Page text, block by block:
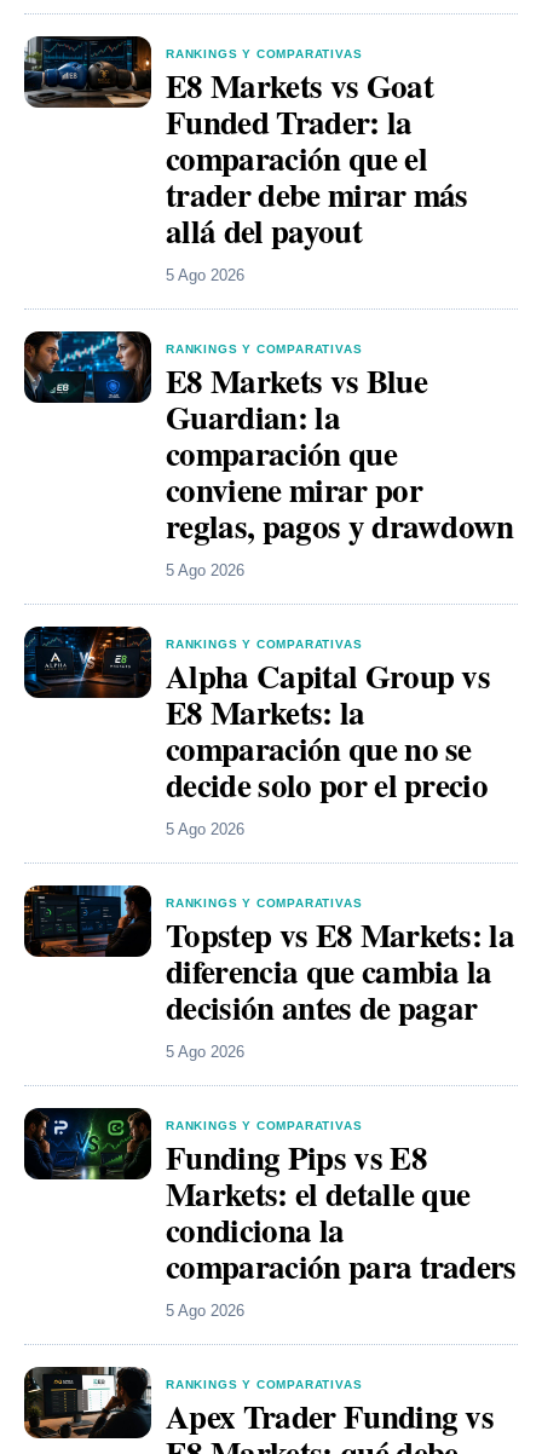
RANKINGS Y COMPARATIVAS
E8 Markets vs Goat
Funded Trader: la
comparación que el
trader debe mirar más
allá del payout
5 Ago 2026
RANKINGS Y COMPARATIVAS
E8 Markets vs Blue
Guardian: la
comparación que
conviene mirar por
reglas, pagos y drawdown
5 Ago 2026
RANKINGS Y COMPARATIVAS
Alpha Capital Group vs
E8 Markets: la
comparación que no se
decide solo por el precio
5 Ago 2026
RANKINGS Y COMPARATIVAS
Topstep vs E8 Markets: la
diferencia que cambia la
decisión antes de pagar
5 Ago 2026
RANKINGS Y COMPARATIVAS
Funding Pips vs E8
Markets: el detalle que
condiciona la
comparación para traders
5 Ago 2026
RANKINGS Y COMPARATIVAS
Apex Trader Funding vs